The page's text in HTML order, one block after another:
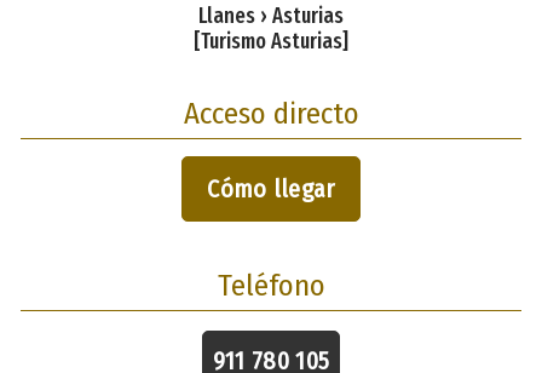
Llanes › Asturias
[Turismo Asturias]
Acceso directo
Cómo llegar
Teléfono
911 780 105